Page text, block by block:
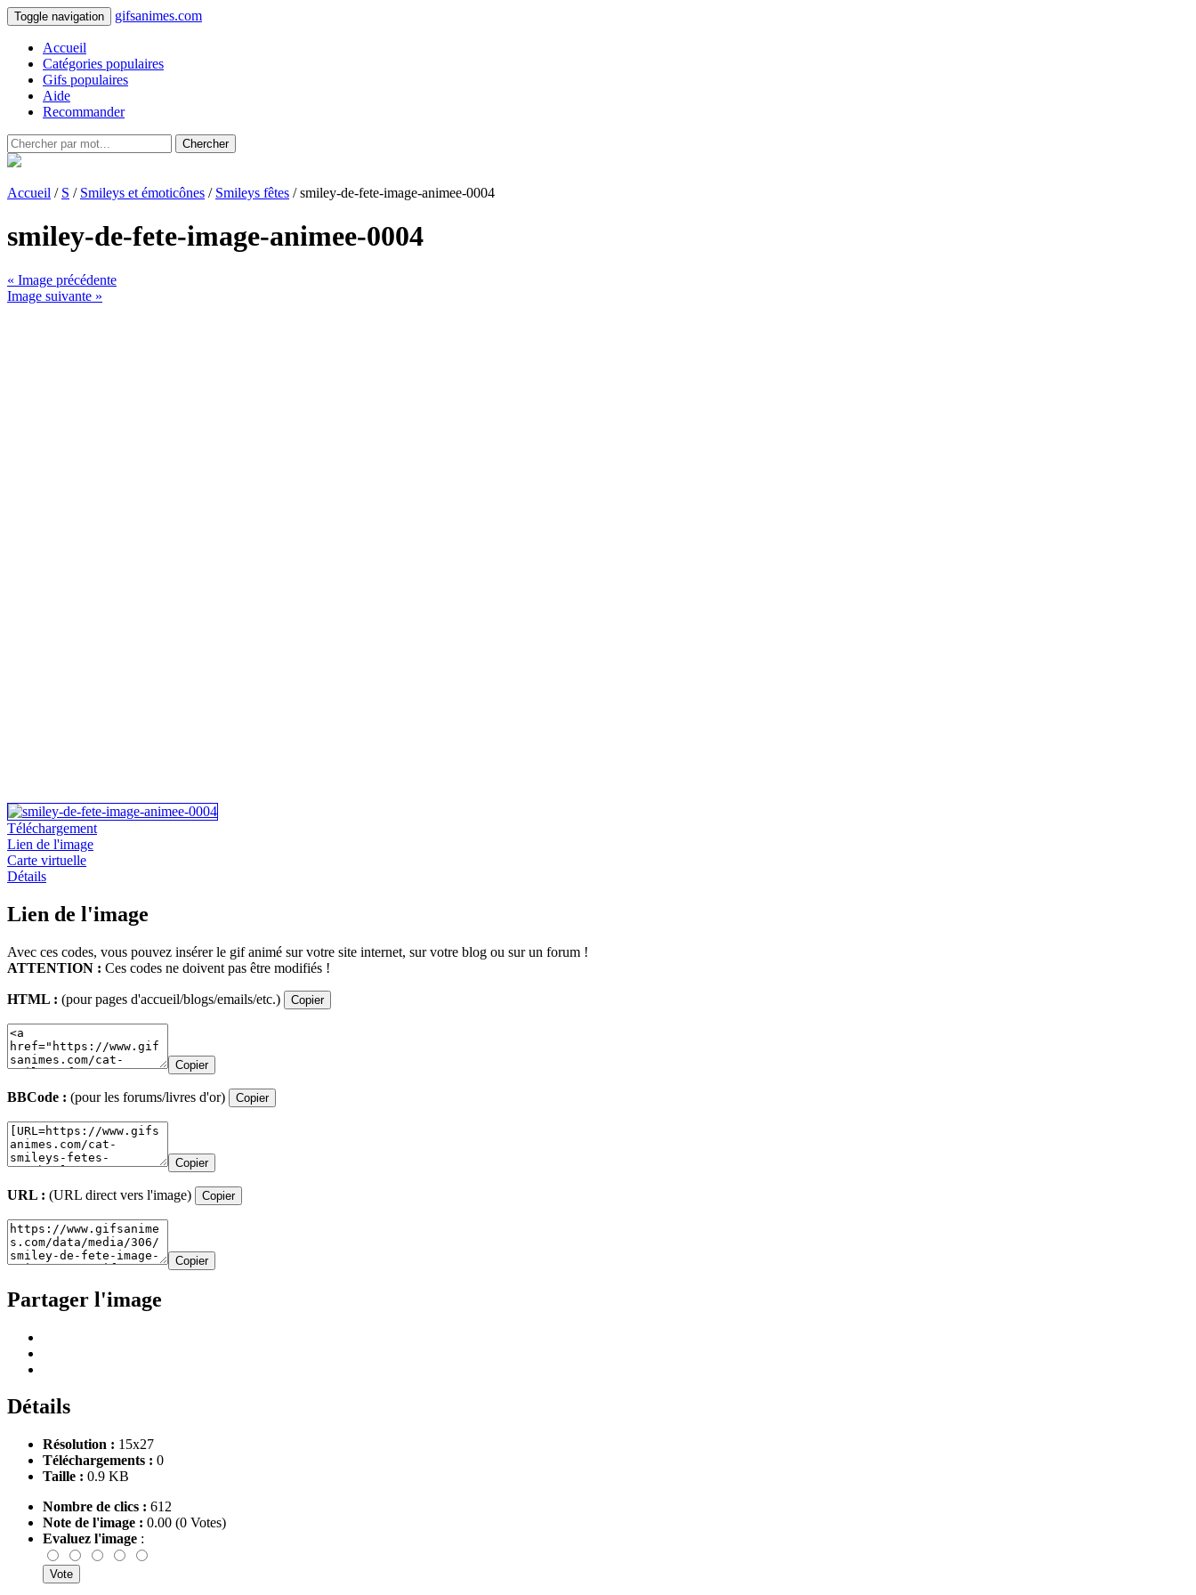
Toggle navigation gifsanimes.com
Accueil
Catégories populaires
Gifs populaires
Aide
Recommander
Chercher
Accueil / S / Smileys et émoticônes / Smileys fêtes / smiley-de-fete-image-animee-0004
smiley-de-fete-image-animee-0004
« Image précédente
Image suivante »
Téléchargement
Lien de l'image
Carte virtuelle
Détails
Lien de l'image
Avec ces codes, vous pouvez insérer le gif animé sur votre site internet, sur votre blog ou sur un forum !
ATTENTION : Ces codes ne doivent pas être modifiés !
HTML : (pour pages d'accueil/blogs/emails/etc.) Copier
Copier
BBCode : (pour les forums/livres d'or) Copier
Copier
URL : (URL direct vers l'image) Copier
Copier
Partager l'image
Détails
Résolution : 15x27
Téléchargements : 0
Taille : 0.9 KB
Nombre de clics : 612
Note de l'image : 0.00 (0 Votes)
Evaluez l'image :